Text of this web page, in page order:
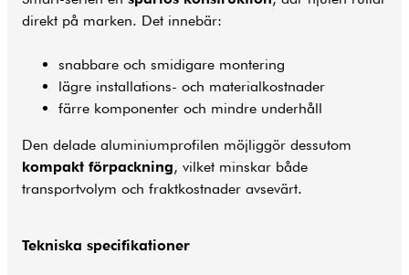
direkt på marken. Det innebär:
snabbare och smidigare montering
lägre installations- och materialkostnader
färre komponenter och mindre underhåll
Den delade aluminiumprofilen möjliggör dessutom
kompakt förpackning, vilket minskar både
transportvolym och fraktkostnader avsevärt.
Tekniska specifikationer